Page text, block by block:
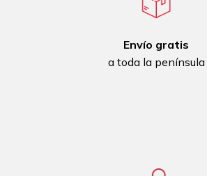
Envío gratis
a toda la península